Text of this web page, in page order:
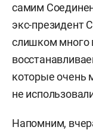
самим
экс-
слишком много
которые очень
не
Напомним,